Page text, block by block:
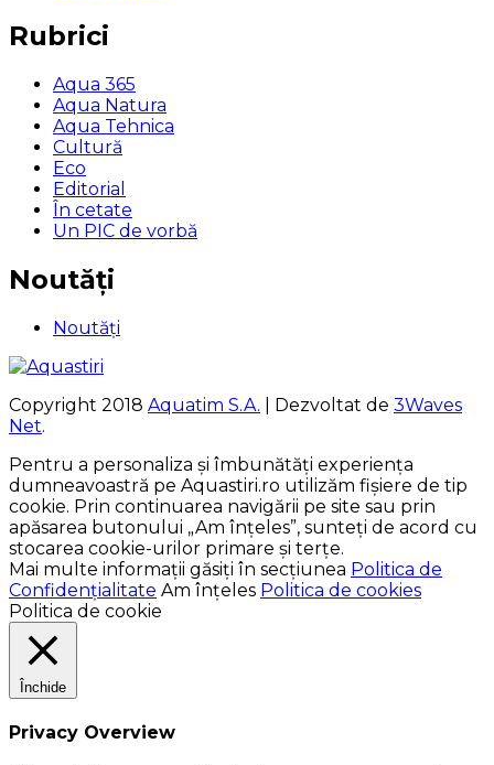
Rubrici
Aqua 365
Aqua Natura
Aqua Tehnica
Cultură
Eco
Editorial
În cetate
Un PIC de vorbă
Noutăți
Noutăți
Copyright 2018 Aquatim S.A. | Dezvoltat de 3Waves
Net.
Pentru a personaliza și îmbunătăți experiența
dumneavoastră pe Aquastiri.ro utilizăm fișiere de tip
cookie. Prin continuarea navigării pe site sau prin
apăsarea butonului „Am înțeles”, sunteți de acord cu
stocarea cookie-urilor primare și terțe.
Mai multe informații găsiți în secțiunea Politica de
Confidențialitate Am înțeles Politica de cookies
Politica de cookie
Închide
Privacy Overview